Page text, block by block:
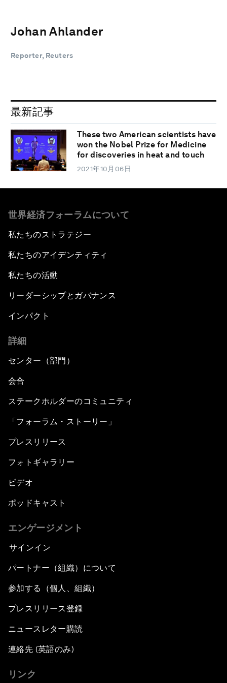
Johan Ahlander
Reporter, Reuters
最新記事
These two American scientists have
won the Nobel Prize for Medicine
for discoveries in heat and touch
2021年10月06日
世界経済フォーラムについて
私たちのストラテジー
私たちのアイデンティティ
私たちの活動
リーダーシップとガバナンス
インパクト
詳細
センター（部門）
会合
ステークホルダーのコミュニティ
「フォーラム・ストーリー」
プレスリリース
フォトギャラリー
ビデオ
ポッドキャスト
エンゲージメント
サインイン
パートナー（組織）について
参加する（個人、組織）
プレスリリース登録
ニュースレター購読
連絡先 (英語のみ)
リンク